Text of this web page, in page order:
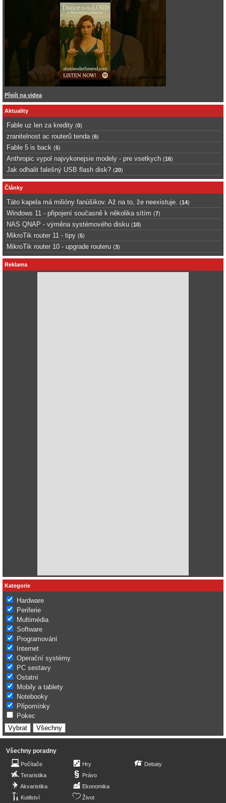
Přejít na videa
Aktuality
Fable uz len za kredity (0)
zranitelnost ac routerů tenda (6)
Fable 5 is back (5)
Anthropic vypol najvykonejsie modely - pre vsetkych (16)
Jak odhalit falešný USB flash disk? (20)
Články
Táto kapela má milióny fanúšikov. Až na to, že neexistuje. (14)
Windows 11 - připojení současně k několika sítím (7)
NAS QNAP - výměna systémového disku (10)
MikroTik router 11 - tipy (5)
MikroTik router 10 - upgrade routeru (3)
Reklama
Kategorie
Hardware
Periferie
Multimédia
Software
Programování
Internet
Operační systémy
PC sestavy
Ostatní
Mobily a tablety
Notebooky
Připomínky
Pokec
Všechny poradny
Počítače
Teraristika
Akvaristika
Kutilství
Hry
Právo
Ekonomika
Život
Debaty